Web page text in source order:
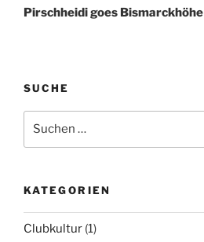
Beitrag
Pirschheidi goes Bismarckhöhe
SUCHE
nach:
KATEGORIEN
Clubkultur (1)